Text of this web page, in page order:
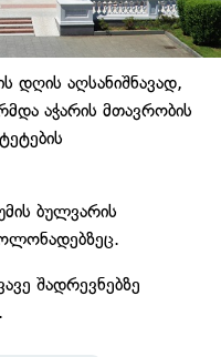
დღის აღსანიშნავად,
აჭარის მთავრობის
ბულვარის
შადრევნებზე